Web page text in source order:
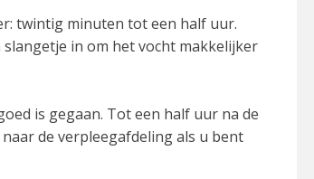
twintig minuten tot een half uur.
in om het vocht makkelijker
is gegaan. Tot een half uur na de
de verpleegafdeling als u bent